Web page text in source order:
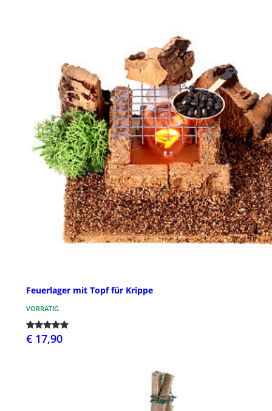
Feuerlager mit Topf für Krippe
VORRÄTIG
€ 17,90